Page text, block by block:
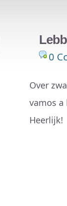
0
Over
vamos a
Heerlijk!